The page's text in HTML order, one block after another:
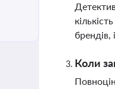
брендів,
Коли